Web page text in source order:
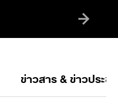
ข่าวสาร & ข่าวประ